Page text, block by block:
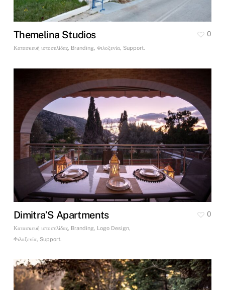
Themelina Studios
Κατασκευή ιστοσελίδας, Branding, Φιλοξενία, Support.
0
Dimitra’S Apartments
Κατασκευή ιστοσελίδας, Branding, Logo Design,
Φιλοξενία, Support.
0